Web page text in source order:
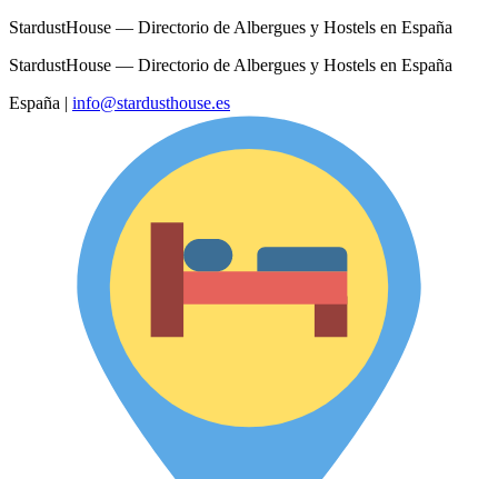
StardustHouse — Directorio de Albergues y Hostels en España
StardustHouse — Directorio de Albergues y Hostels en España
España | info@stardusthouse.es